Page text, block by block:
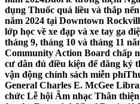
dụng Thuốc quá liều và thắp
năm 2024 tại Downtown
lớp học về xe đạp và xe tay ga
tháng 9, tháng 10 và tháng 11
Community Action Board chấp
cư dân đủ điều kiện để đăng ký
vận động chính sách miễn phí
General Charles E. McGee
chức Lễ hội Âm nhạc Thân